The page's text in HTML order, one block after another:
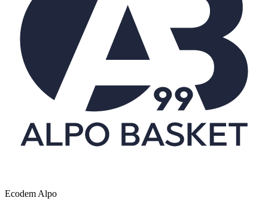
Ecodem Alpo